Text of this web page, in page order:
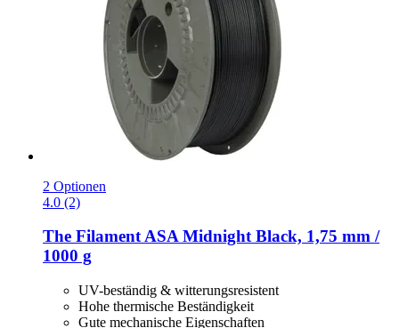
2 Optionen
4.0 (2)
The FilamentASA Midnight Black, 1,75 mm /
1000 g
UV-beständig & witterungsresistent
Hohe thermische Beständigkeit
Gute mechanische Eigenschaften